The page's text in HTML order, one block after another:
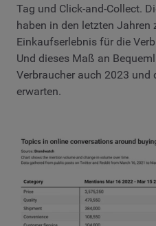
Tag und Click-and-Collect.
haben in den letzten
Einkaufserlebnis für die
Und dieses Maß an
Verbraucher auch 2023 und
erwarten.